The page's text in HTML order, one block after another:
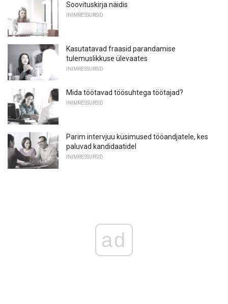
Soovituskirja näidis
INIMRESSURSID
Kasutatavad fraasid parandamise
tulemuslikkuse ülevaates
INIMRESSURSID
Mida töötavad töösuhtega töötajad?
INIMRESSURSID
Parim intervjuu küsimused tööandjatele, kes
paluvad kandidaatidel
INIMRESSURSID
ad